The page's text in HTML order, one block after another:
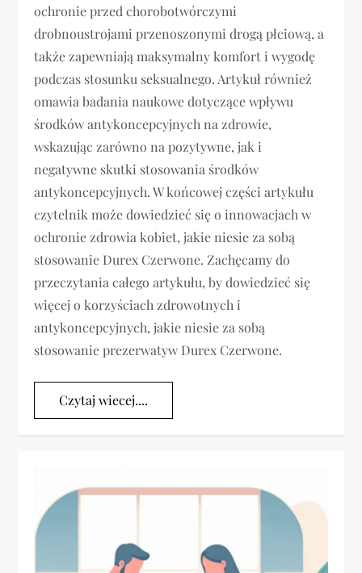
ochronie przed chorobotwórczymi
drobnoustrojami przenoszonymi drogą płciową, a
także zapewniają maksymalny komfort i wygodę
podczas stosunku seksualnego. Artykuł również
omawia badania naukowe dotyczące wpływu
środków antykoncepcyjnych na zdrowie,
wskazując zarówno na pozytywne, jak i
negatywne skutki stosowania środków
antykoncepcyjnych. W końcowej części artykułu
czytelnik może dowiedzieć się o innowacjach w
ochronie zdrowia kobiet, jakie niesie za sobą
stosowanie Durex Czerwone. Zachęcamy do
przeczytania całego artykułu, by dowiedzieć się
więcej o korzyściach zdrowotnych i
antykoncepcyjnych, jakie niesie za sobą
stosowanie prezerwatyw Durex Czerwone.
Czytaj wiecej....